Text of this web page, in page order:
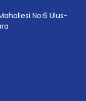
No:6 Ulus-